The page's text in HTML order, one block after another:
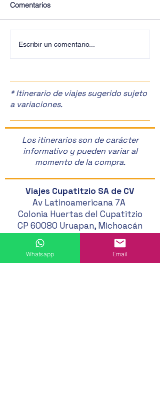
Comentarios
Escribir un comentario...
* Itinerario de viajes sugerido sujeto
a variaciones.
Los itinerarios son de carácter
informativo y pueden variar al
momento de la compra.
Viajes Cupatitzio SA de CV
Av Latinoamericana 7A
Colonia Huertas del Cupatitzio
CP 60080 Uruapan, Michoacán
452 121 20 33
Whatsapp Email